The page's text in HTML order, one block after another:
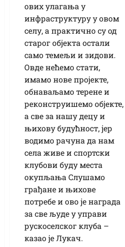
ових улагања у
инфраструктуру у овом
селу, а практично су од
старог објекта остали
само темељи и зидови.
Овде нећемо стати,
имамо нове пројекте,
обнаваљамо терене и
реконструишемо објекте,
а све за нашу децу и
њихову будућност, јер
водимо рачуна да нам
села живе и спортски
клубови буду места
окупљања Слушамо
грађане и њихове
потребе и ово је награда
за све људе у управи
рускоселског клуба –
казао је Лукач.